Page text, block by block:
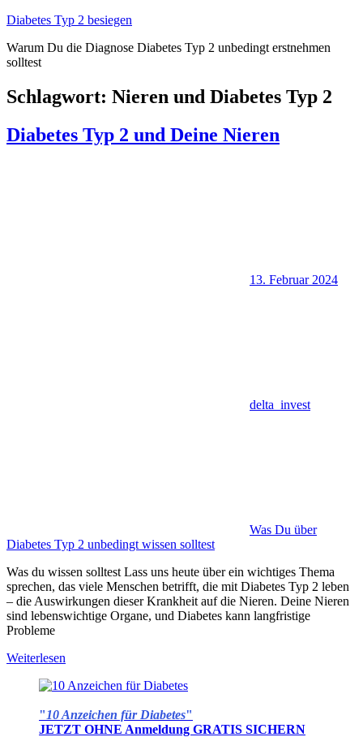
Zum
springen
Diabetes Typ 2 besiegen
Warum Du die Diagnose Diabetes Typ 2 unbedingt erstnehmen
solltest
Schlagwort: Nieren und Diabetes Typ 2
Diabetes Typ 2 und Deine Nieren
13. Februar 2024
delta_invest
Was Du über
Diabetes Typ 2 unbedingt wissen solltest
Was du wissen solltest Lass uns heute über ein wichtiges Thema
sprechen, das viele Menschen betrifft, die mit Diabetes Typ 2 leben
– die Auswirkungen dieser Krankheit auf die Nieren. Deine Nieren
sind lebenswichtige Organe, und Diabetes kann langfristige
Probleme
Weiterlesen
" 10 Anzeichen für Diabetes"
JETZT OHNE Anmeldung GRATIS SICHERN